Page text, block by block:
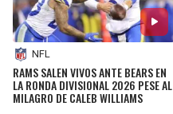
NFL
RAMS SALEN VIVOS ANTE BEARS EN
LA RONDA DIVISIONAL 2026 PESE AL
MILAGRO DE CALEB WILLIAMS